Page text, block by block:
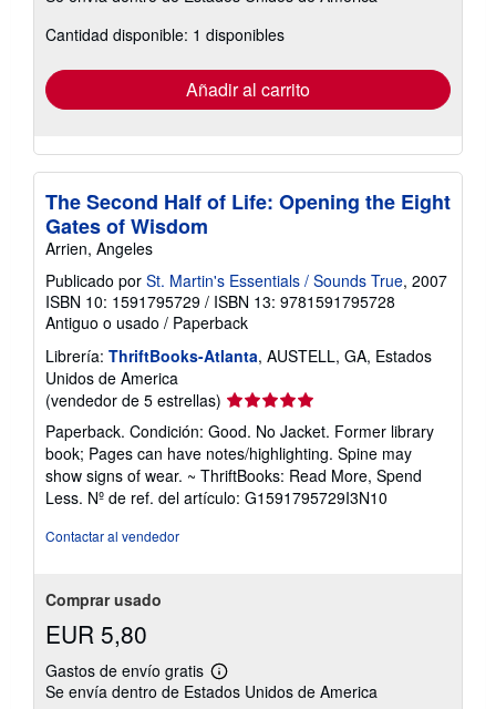
las
tarifas
envío
Cantidad disponible: 1 disponibles
Añadir al carrito
The Second Half of Life: Opening the Eight
Gates of Wisdom
Arrien, Angeles
Publicado por St. Martin's Essentials / Sounds True, 2007
ISBN 10: 1591795729 / ISBN 13: 9781591795728
Antiguo o usado / Paperback
Librería: ThriftBooks-Atlanta, AUSTELL, GA, Estados
Unidos de America
(vendedor de 5 estrellas) Calificación
del
vendedor:
5
de
5
Paperback. Condición: Good. No Jacket. Former library
book; Pages can have notes/highlighting. Spine may
show signs of wear. ~ ThriftBooks: Read More, Spend
Less. Nº de ref. del artículo: G1591795729I3N10
Contactar al vendedor
Comprar usado
EUR 5,80
Gastos de envío gratis
Más
información
Se envía dentro de Estados Unidos de America